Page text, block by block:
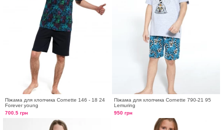
Піжама для хлопчика Cornette 146 - 18 24
Forever young
700.5 грн
Піжама для хлопчика Cornette 790-21 95
Lemuring
950 грн